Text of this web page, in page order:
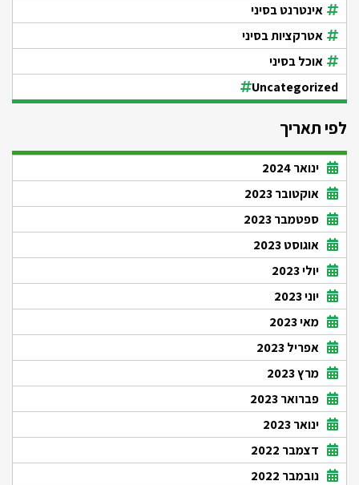
אינטרנט בסיני
אטרקציות בסיני
אוכל בסיני
Uncategorized
לפי תאריך
ינואר 2024
אוקטובר 2023
ספטמבר 2023
אוגוסט 2023
יולי 2023
יוני 2023
מאי 2023
אפריל 2023
מרץ 2023
פברואר 2023
ינואר 2023
דצמבר 2022
נובמבר 2022